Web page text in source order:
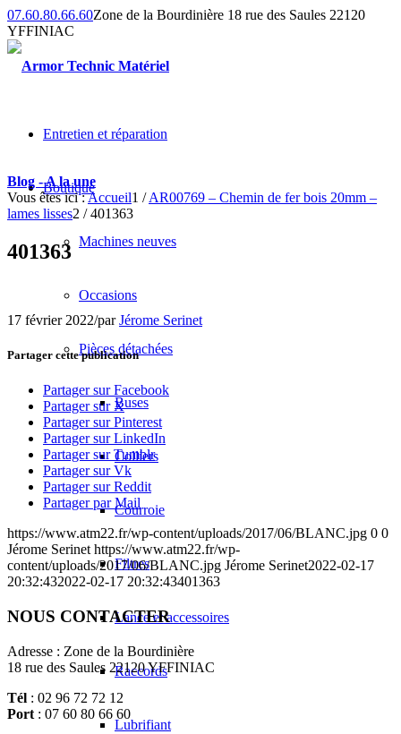
07.60.80.66.60Zone de la Bourdinière 18 rue des Saules 22120
YFFINIAC
Entretien et réparation
Boutique
Machines neuves
Occasions
Pièces détachées
Buses
Colliers
Courroie
Filtres
Lance et accessoires
Raccords
Lubrifiant
Blog - A la une
Vous êtes ici :Accueil1 / AR00769 – Chemin de fer bois 20mm –
lames lisses2 / 401363
401363
17 février 2022/parJérome Serinet
Partager cette publication
Partager sur Facebook
Partager sur X
Partager sur Pinterest
Partager sur LinkedIn
Partager sur Tumblr
Partager sur Vk
Partager sur Reddit
Partager par Mail
https://www.atm22.fr/wp-content/uploads/2017/06/BLANC.jpg 0 0
Jérome Serinet https://www.atm22.fr/wp-
content/uploads/2017/06/BLANC.jpg Jérome Serinet2022-02-17
20:32:432022-02-17 20:32:43401363
NOUS CONTACTER
Adresse : Zone de la Bourdinière
18 rue des Saules 22120 YFFINIAC
Tél : 02 96 72 72 12
Port : 07 60 80 66 60